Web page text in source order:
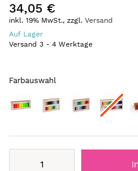
34,05 €
inkl. 19% MwSt., zzgl. Versand
Auf Lager
Versand 3 - 4 Werktage
Farbauswahl